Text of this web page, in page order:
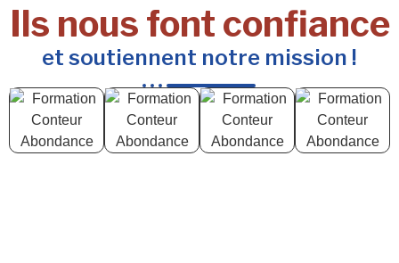
Ils nous font confiance
et soutiennent notre mission !